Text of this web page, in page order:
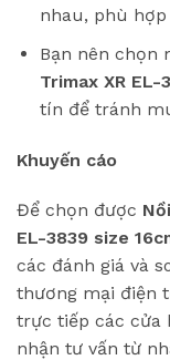
nhau, phù
Bạn nên chọn
Trimax XR EL-
tín để tránh
Khuyến cáo
Để chọn được
EL-3839 size
các đánh giá và
thương mại điện
trực tiếp các cửa
nhận tư vấn từ